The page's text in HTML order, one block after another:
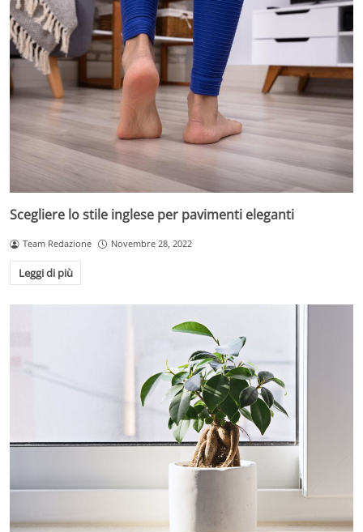
Scegliere lo stile inglese per pavimenti eleganti
Team Redazione Novembre 28, 2022
Leggi di più